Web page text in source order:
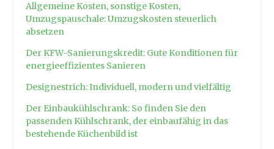
Allgemeine Kosten, sonstige Kosten,
Umzugspauschale: Umzugskosten steuerlich
absetzen
Der KFW-Sanierungskredit: Gute Konditionen für
energieeffizientes Sanieren
Designestrich: Individuell, modern und vielfältig
Der Einbaukühlschrank: So finden Sie den
passenden Kühlschrank, der einbaufähig in das
bestehende Küchenbild ist